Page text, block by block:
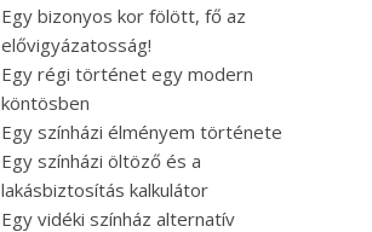
Egy bizonyos kor fölött, fő az
elővigyázatosság!
Egy régi történet egy modern
köntösben
Egy színházi élményem története
Egy színházi öltöző és a
lakásbiztosítás kalkulátor
Egy vidéki színház alternatív